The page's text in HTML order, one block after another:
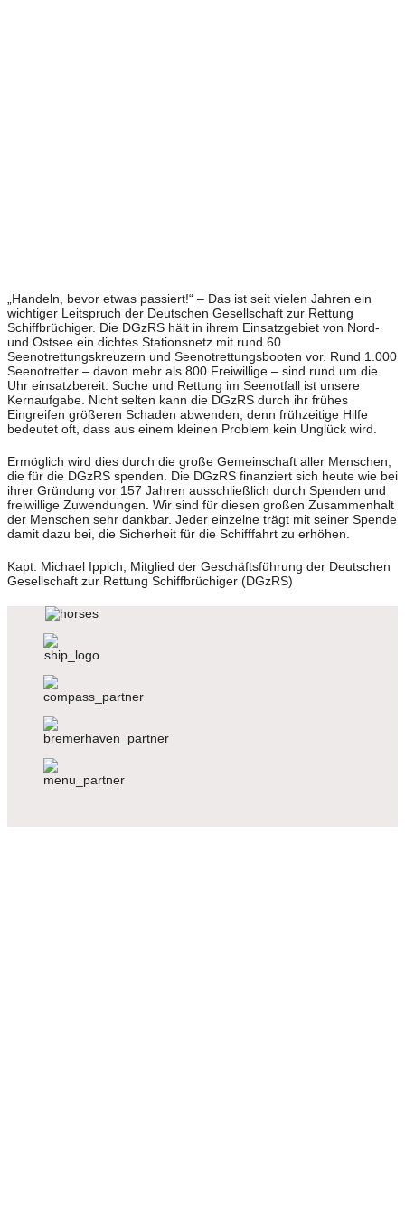
„Handeln, bevor etwas passiert!“ – Das ist seit vielen Jahren ein
wichtiger Leitspruch der Deutschen Gesellschaft zur Rettung
Schiffbrüchiger. Die DGzRS hält in ihrem Einsatzgebiet von Nord-
und Ostsee ein dichtes Stationsnetz mit rund 60
Seenotrettungskreuzern und Seenotrettungsbooten vor. Rund 1.000
Seenotretter – davon mehr als 800 Freiwillige – sind rund um die
Uhr einsatzbereit. Suche und Rettung im Seenotfall ist unsere
Kernaufgabe. Nicht selten kann die DGzRS durch ihr frühes
Eingreifen größeren Schaden abwenden, denn frühzeitige Hilfe
bedeutet oft, dass aus einem kleinen Problem kein Unglück wird.
Ermöglich wird dies durch die große Gemeinschaft aller Menschen,
die für die DGzRS spenden. Die DGzRS finanziert sich heute wie bei
ihrer Gründung vor 157 Jahren ausschließlich durch Spenden und
freiwillige Zuwendungen. Wir sind für diesen großen Zusammenhalt
der Menschen sehr dankbar. Jeder einzelne trägt mit seiner Spende
damit dazu bei, die Sicherheit für die Schifffahrt zu erhöhen.
Kapt. Michael Ippich, Mitglied der Geschäftsführung der Deutschen
Gesellschaft zur Rettung Schiffbrüchiger (DGzRS)